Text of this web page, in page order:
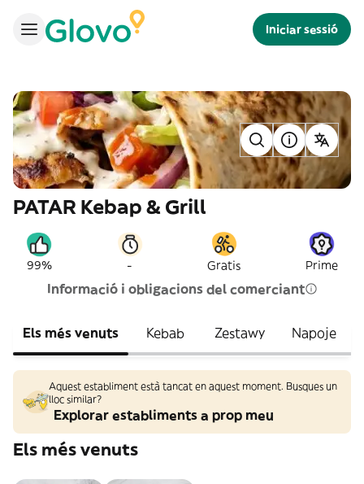
Iniciar sessió
PATAR Kebap & Grill
99% - Gratis Prime
Informació i obligacions del comerciant
Els més venuts Kebab Zestawy Napoje
Aquest establiment està tancat en aquest moment. Busques un
lloc similar?
Explorar establiments a prop meu
Els més venuts